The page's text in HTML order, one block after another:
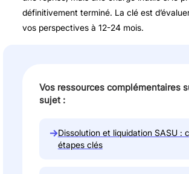
définitivement terminé. La clé est
vos perspectives à 12-24 mois.
Vos ressources complémentaires
sujet :
→Dissolution et liquidation SASU :
étapes clés